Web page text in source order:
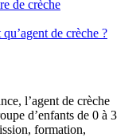
de crèche
de crèche ?
l’agent de crèche
d’enfants de 0 à 3
formation,